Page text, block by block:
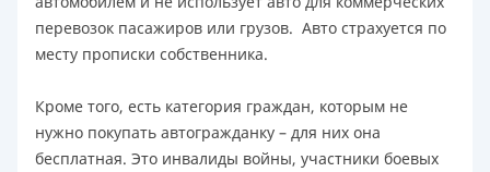
перевозок пасажиров или грузов. Авто страхуется по
месту прописки собственника.
Кроме того, есть категория граждан, которым не
нужно покупать автогражданку – для них она
бесплатная. Это инвалиды войны, участники боевых